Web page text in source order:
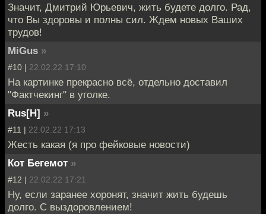
Значит, Дмитрий Юрьевич, жить будете долго. Рад,
что Вы здоровы и полны сил. Ждем новых Ваших
трудов!
MiGus »
#10 | 22.02.22 17:10
На картинке прекрасно всё, отдельно доставил
"Фактчекинг" в уголке.
Rus[H] »
#11 | 22.02.22 17:13
Жесть какая (я про фейковые новости)
Кот Бегемот »
#12 | 22.02.22 17:21
Ну, если заранее хоронят, значит жить будешь
долго. С выздоровлением!